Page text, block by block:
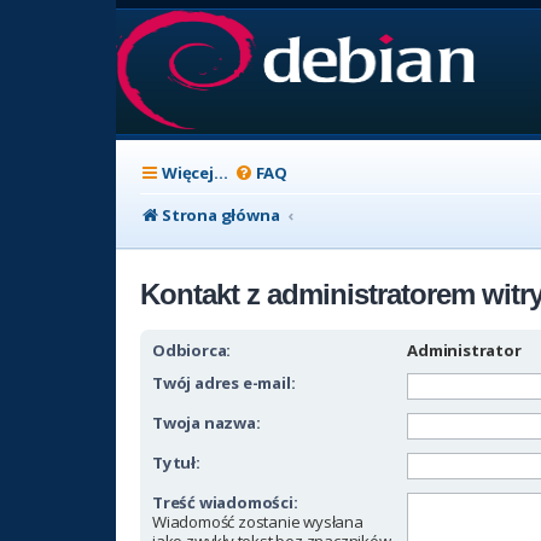
Więcej…
FAQ
Strona główna
Kontakt z administratorem
Odbiorca:
Administrator
Twój adres e-mail:
Twoja nazwa:
Tytuł:
Treść wiadomości:
Wiadomość zostanie wysłana